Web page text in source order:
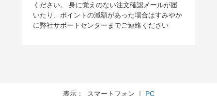
ください。 身に覚えのない注文確認メールが届
いたり、ポイントの減額があった場合はすみやか
に弊社サポートセンターまでご連絡ください
表示： スマートフォン ｜ PC